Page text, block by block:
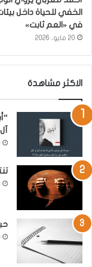
الخفي للحياة داخل
في «العم ثابت»
20 مايو، 2026
الاكثر مشاهدة